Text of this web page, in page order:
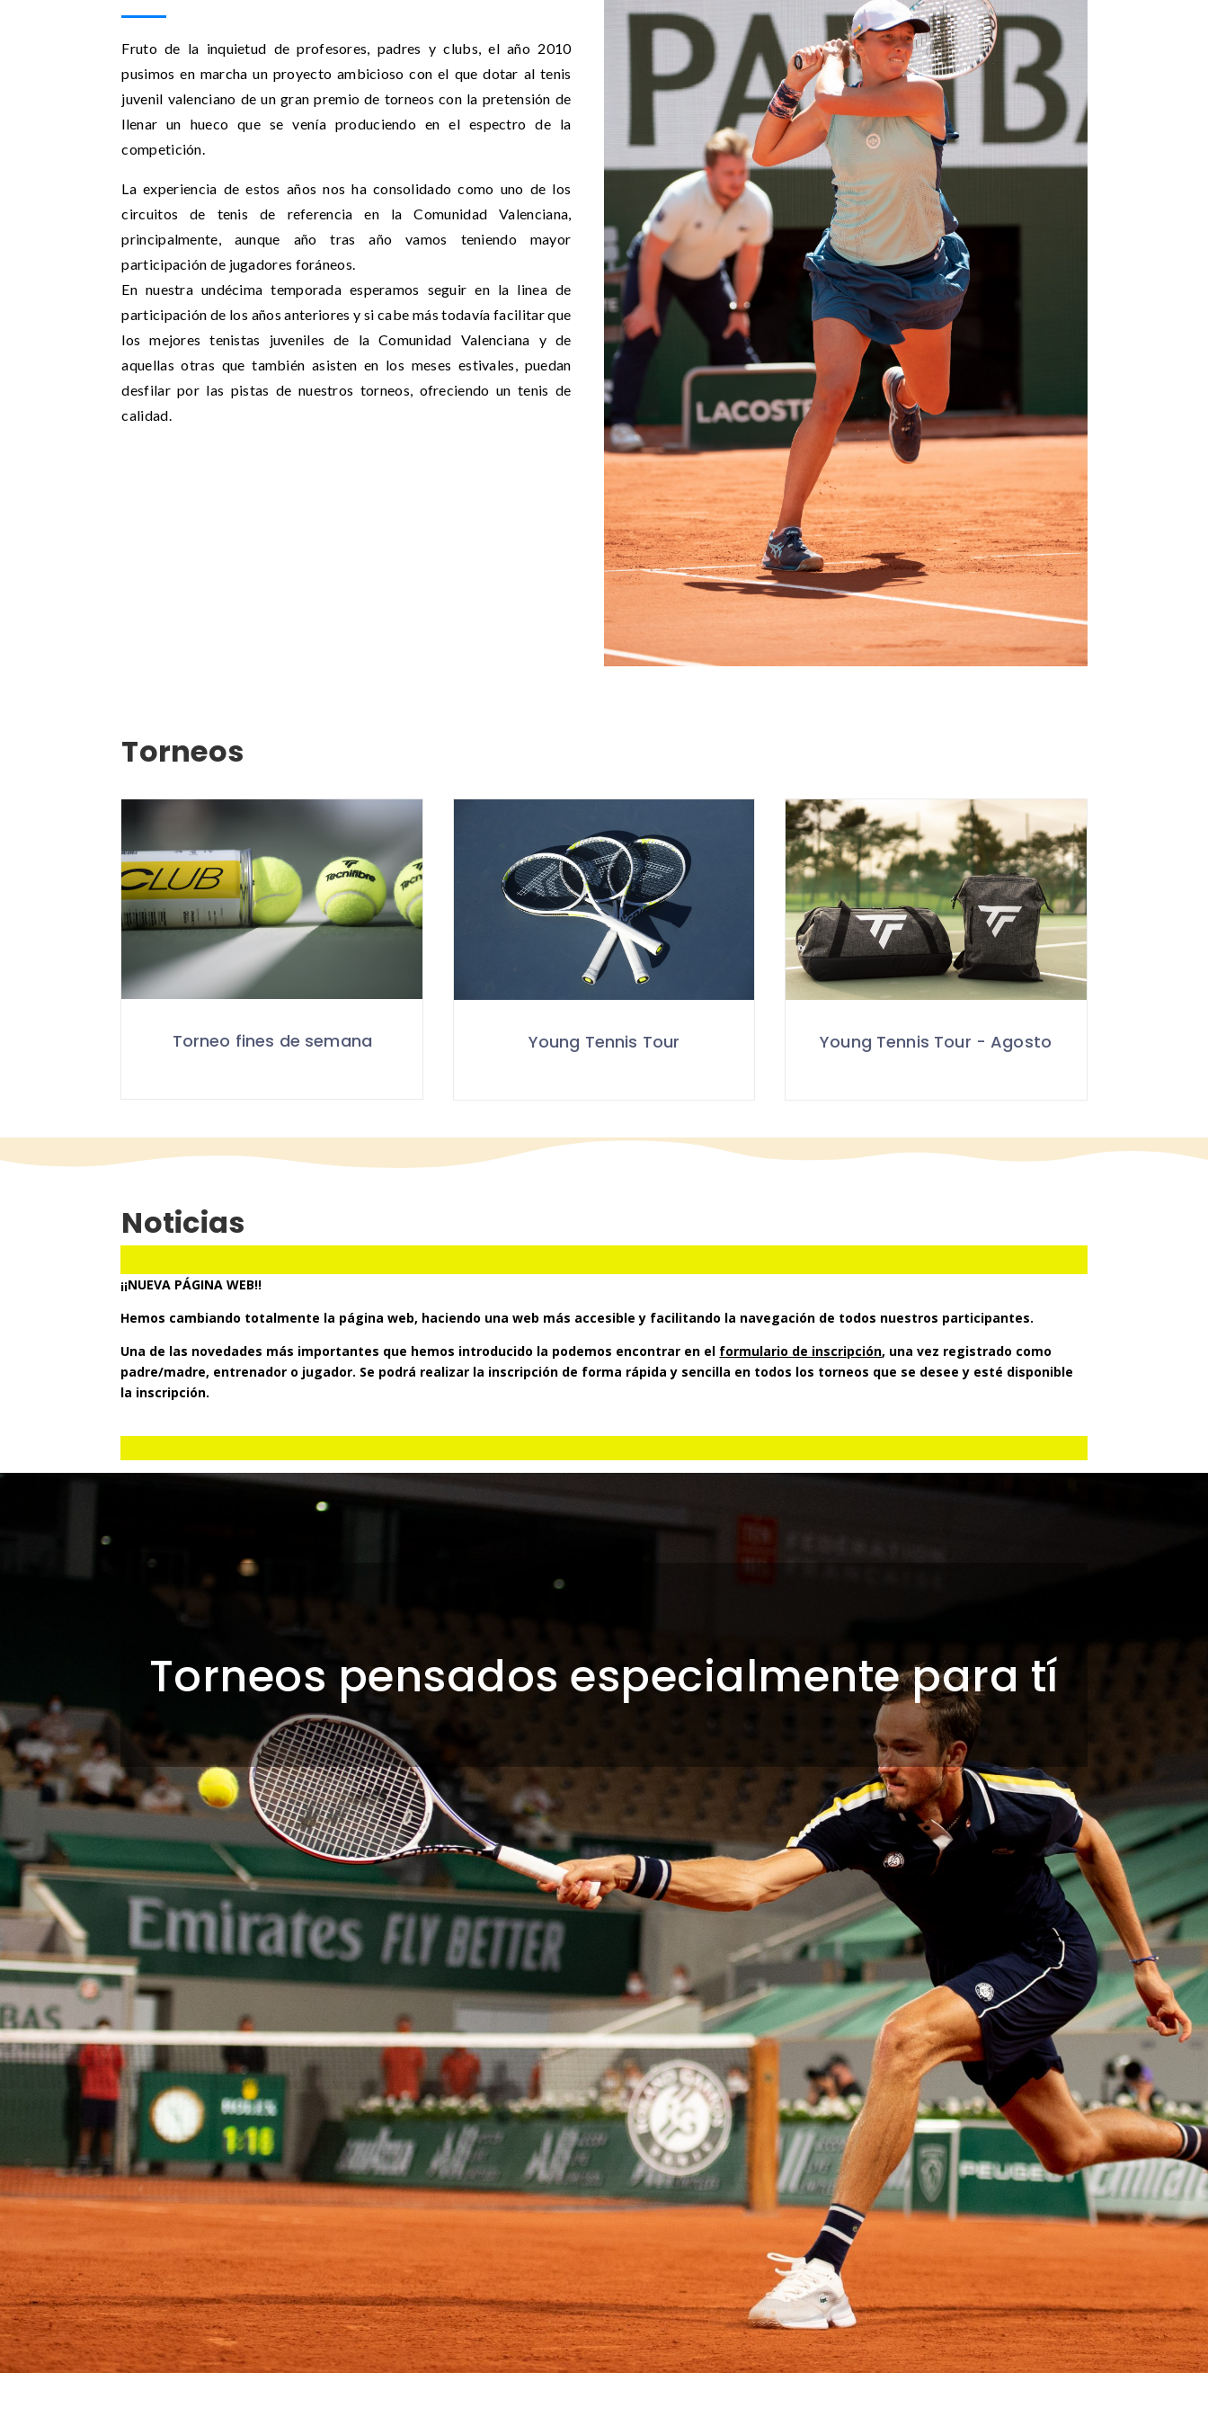
Fruto de la inquietud de profesores, padres y clubs, el año 2010
pusimos en marcha un proyecto ambicioso con el que dotar al tenis
juvenil valenciano de un gran premio de torneos con la pretensión de
llenar un hueco que se venía produciendo en el espectro de la
competición.
La experiencia de estos años nos ha consolidado como uno de los
circuitos de tenis de referencia en la Comunidad Valenciana,
principalmente, aunque año tras año vamos teniendo mayor
participación de jugadores foráneos.
En nuestra undécima temporada esperamos seguir en la linea de
participación de los años anteriores y si cabe más todavía facilitar que
los mejores tenistas juveniles de la Comunidad Valenciana y de
aquellas otras que también asisten en los meses estivales, puedan
desfilar por las pistas de nuestros torneos, ofreciendo un tenis de
calidad.
Torneos
Torneo fines de semana Young Tennis Tour Young Tennis Tour - Agosto
Noticias
¡¡NUEVA PÁGINA WEB!!
Hemos cambiando totalmente la página web, haciendo una web más accesible y facilitando la navegación de todos nuestros participantes.
Una de las novedades más importantes que hemos introducido la podemos encontrar en el formulario de inscripción, una vez registrado como
padre/madre, entrenador o jugador. Se podrá realizar la inscripción de forma rápida y sencilla en todos los torneos que se desee y esté disponible
la inscripción.
Torneos pensados especialmente para tí